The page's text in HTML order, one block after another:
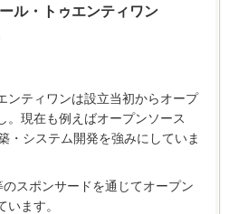
ル・トゥエンティワン
ンティワンは設立当初からオープ
。現在も例えばオープンソース
・システム開発を強みにしていま
のスポンサードを通じてオープン
ます。